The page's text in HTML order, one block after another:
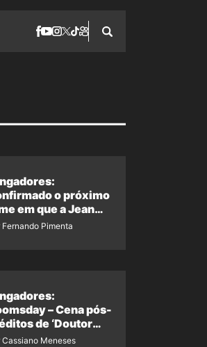
o próximo
em que a Jean
irá aparecer
Fernando Pimenta
– Cena pós-
de ‘Doutor
é revelada
Cassiano Meneses